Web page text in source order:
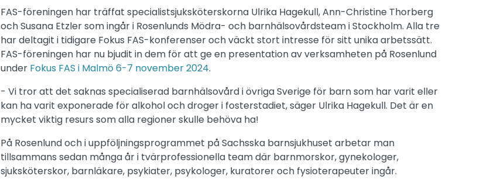
FAS-föreningen har träffat specialistsjuksköterskorna Ulrika Hagekull, Ann-Christine Thorberg
och Susana Etzler som ingår i Rosenlunds Mödra- och barnhälsovårdsteam i Stockholm. Alla tre
har deltagit i tidigare Fokus FAS-konferenser och väckt stort intresse för sitt unika arbetssätt.
FAS-föreningen har nu bjudit in dem för att ge en presentation av verksamheten på Rosenlund
under Fokus FAS i Malmö 6-7 november 2024.
- Vi tror att det saknas specialiserad barnhälsovård i övriga Sverige för barn som har varit eller
kan ha varit exponerade för alkohol och droger i fosterstadiet, säger Ulrika Hagekull. Det är en
mycket viktig resurs som alla regioner skulle behöva ha!
På Rosenlund och i uppföljningsprogrammet på Sachsska barnsjukhuset arbetar man
tillsammans sedan många år i tvärprofessionella team där barnmorskor, gynekologer,
sjuksköterskor, barnläkare, psykiater, psykologer, kuratorer och fysioterapeuter ingår.